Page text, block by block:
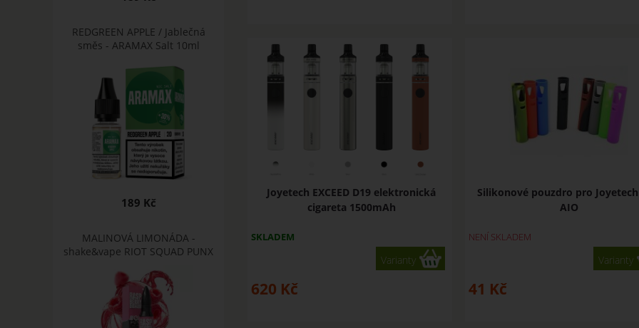
Joyetech EXCEED D19 elektronická
cigareta 1500mAh
SKLADEM
Varianty
620 Kč
Silikonové pouzdro pro Joyetech
AIO
NENÍ SKLADEM
Varianty
41 Kč
REDGREEN APPLE / Jablečná
směs - ARAMAX Salt 10ml
189 Kč
MALINOVÁ LIMONÁDA -
shake&vape RIOT SQUAD PUNX